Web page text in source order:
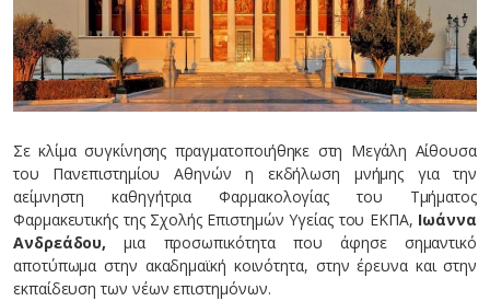
Σε κλίμα συγκίνησης πραγματοποιήθηκε στη Μεγάλη Αίθουσα
του Πανεπιστημίου Αθηνών η εκδήλωση μνήμης για την
αείμνηστη καθηγήτρια Φαρμακολογίας του Τμήματος
Φαρμακευτικής της Σχολής Επιστημών Υγείας του ΕΚΠΑ, Ιωάννα
Ανδρεάδου, μια προσωπικότητα που άφησε σημαντικό
αποτύπωμα στην ακαδημαϊκή κοινότητα, στην έρευνα και στην
εκπαίδευση των νέων επιστημόνων.